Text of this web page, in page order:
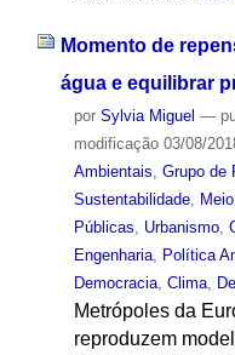
Momento de
água e equilibrar
por Sylvia Miguel —
modificação03/08/
Ambientais, Grupo de
Sustentabilidade,
Públicas, Urbanismo,
Engenharia, Política
Democracia, Clima,
Metrópoles da
reproduzem